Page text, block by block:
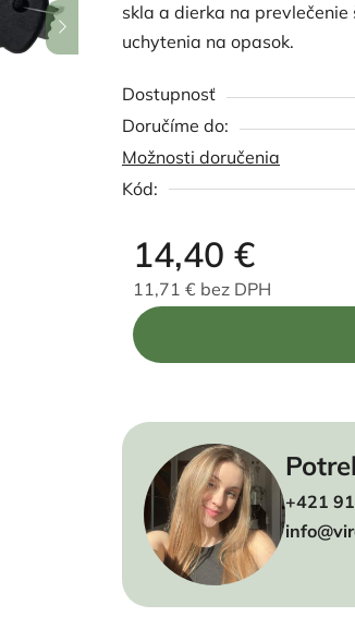
z
5
skla a dierka na prevlečenie
uchytenia na opasok.
Dostupnosť
Možnosti doručenia
Kód:
14,40 €
11,71 € bez DPH
Jednotková cena:
+421